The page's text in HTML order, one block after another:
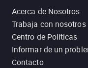
Acerca de Nosotros
Trabaja con nosotros
Centro de Políticas
Informar de un
Contacto